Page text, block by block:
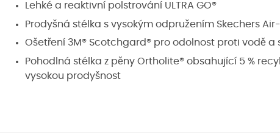
Lehké a reaktivní polstrování ULTRA GO®
Prodyšná stélka s vysokým odpružením Skechers
Ošetření 3M® Scotchgard® pro odolnost proti vodě a
Pohodlná stélka z pěny Ortholite® obsahující 5 %
vysokou prodyšnost